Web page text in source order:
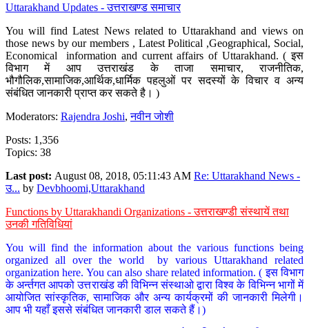
Uttarakhand Updates - उत्तराखण्ड समाचार
You will find Latest News related to Uttarakhand and views on
those news by our members , Latest Political ,Geographical, Social,
Economical information and current affairs of Uttarakhand. ( इस
विभाग में आप उत्तराखंड के ताजा समाचार, राजनीतिक,
भौगौलिक,सामाजिक,आर्थिक,धार्मिक पहलुओं पर सदस्यों के विचार व अन्य
संबंधित जानकारी प्राप्त कर सकते है। )
Moderators: Rajendra Joshi,नवीन जोशी
Posts: 1,356
Topics: 38
Last post: August 08, 2018, 05:11:43 AM Re: Uttarakhand News -
उ... by Devbhoomi,Uttarakhand
Functions by Uttarakhandi Organizations - उत्तराखण्डी संस्थायें तथा
उनकी गतिविधियां
You will find the information about the various functions being
organized all over the world by various Uttarakhand related
organization here. You can also share related information. ( इस विभाग
के अर्न्तगत आपको उत्तराखंड की विभिन्न संस्थाओ द्वारा विश्व के विभिन्न भागों में
आयोजित सांस्कृतिक, सामाजिक और अन्य कार्यक्रमों की जानकारी मिलेगी।
आप भी यहाँ इससे संबंधित जानकारी डाल सकते हैं।)